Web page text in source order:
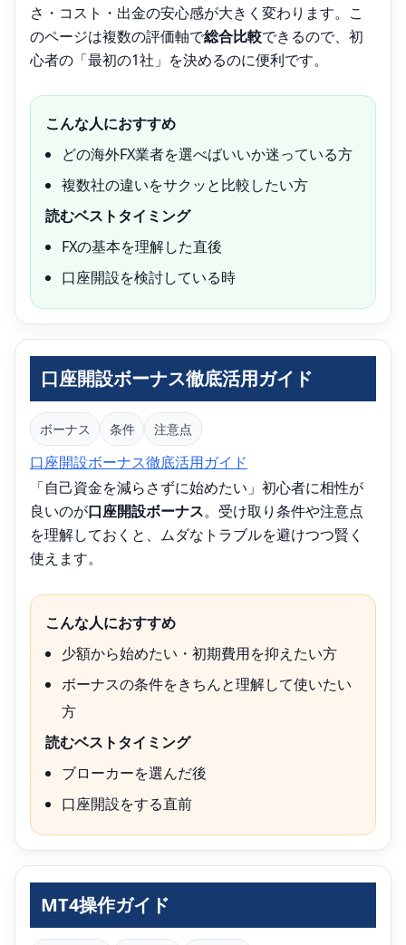
さ・コスト・出金の安心感が大きく変わります。こ
のページは複数の評価軸で総合比較できるので、初
心者の「最初の1社」を決めるのに便利です。
こんな人におすすめ
どの海外FX業者を選べばいいか迷っている方
複数社の違いをサクッと比較したい方
読むベストタイミング
FXの基本を理解した直後
口座開設を検討している時
口座開設ボーナス徹底活用ガイド
ボーナス 条件 注意点
口座開設ボーナス徹底活用ガイド
「自己資金を減らさずに始めたい」初心者に相性が
良いのが口座開設ボーナス。受け取り条件や注意点
を理解しておくと、ムダなトラブルを避けつつ賢く
使えます。
こんな人におすすめ
少額から始めたい・初期費用を抑えたい方
ボーナスの条件をきちんと理解して使いたい
方
読むベストタイミング
ブローカーを選んだ後
口座開設をする直前
MT4操作ガイド